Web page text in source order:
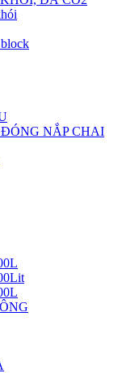
NẮP CHAI